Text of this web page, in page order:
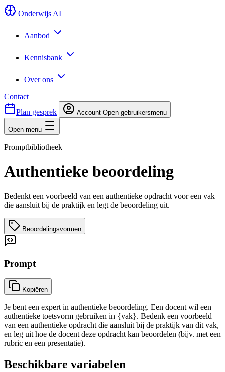
Onderwijs AI
Aanbod
Kennisbank
Over ons
Contact
Plan gesprek
Account Open gebruikersmenu
Open menu
Promptbibliotheek
Authentieke beoordeling
Bedenkt een voorbeeld van een authentieke opdracht voor een vak
die aansluit bij de praktijk en legt de beoordeling uit.
Beoordelingsvormen
Prompt
Kopiëren
Je bent een expert in authentieke beoordeling. Een docent wil een
authentieke toetsvorm gebruiken in {vak}. Bedenk een voorbeeld
van een authentieke opdracht die aansluit bij de praktijk van dit vak,
en leg uit hoe de docent deze opdracht kan beoordelen (bijv. met een
rubric en een presentatie).
Beschikbare variabelen